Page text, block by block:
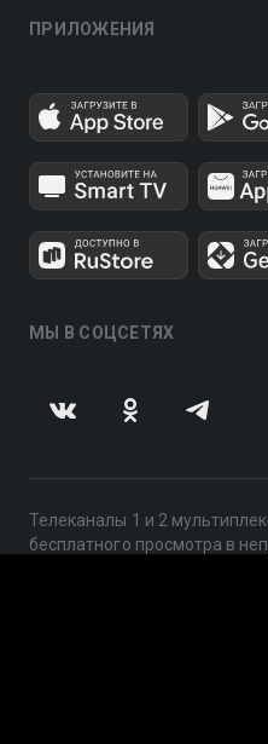
ПРИЛОЖЕНИЯ
МЫ В СОЦСЕТЯХ
Телеканалы 1 и 2
бесплатного просмотра в